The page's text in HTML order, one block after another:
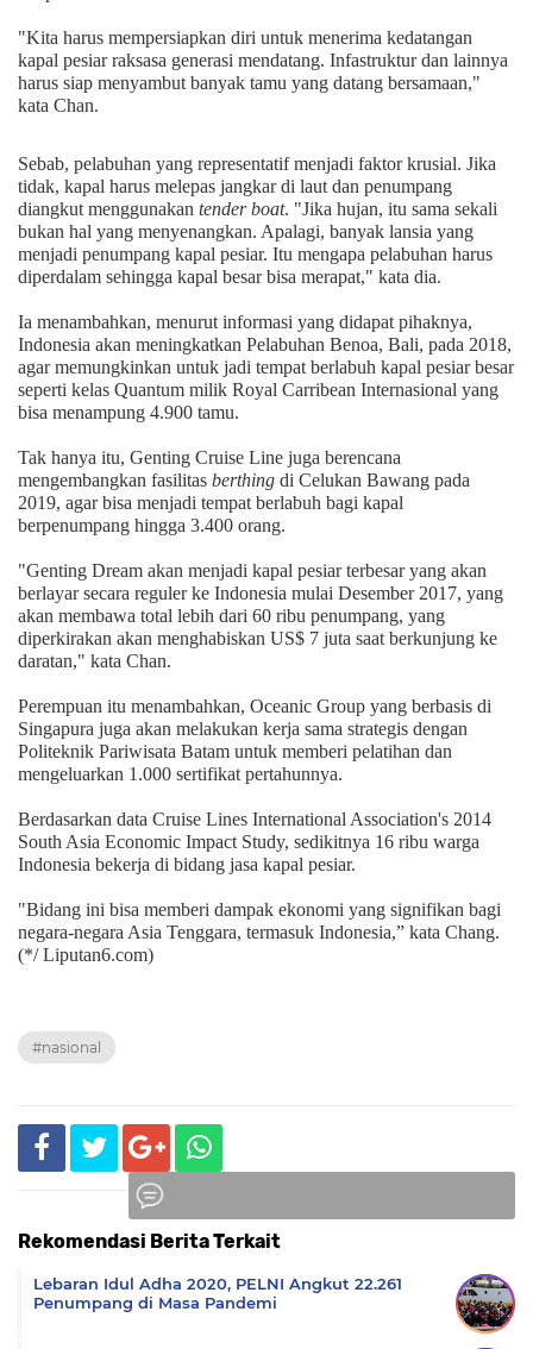
"Kita harus mempersiapkan diri untuk menerima kedatangan
kapal pesiar raksasa generasi mendatang. Infastruktur dan lainnya
harus siap menyambut banyak tamu yang datang bersamaan,"
kata Chan.
Sebab, pelabuhan yang representatif menjadi faktor krusial. Jika
tidak, kapal harus melepas jangkar di laut dan penumpang
diangkut menggunakan tender boat. "Jika hujan, itu sama sekali
bukan hal yang menyenangkan. Apalagi, banyak lansia yang
menjadi penumpang kapal pesiar. Itu mengapa pelabuhan harus
diperdalam sehingga kapal besar bisa merapat," kata dia.
Ia menambahkan, menurut informasi yang didapat pihaknya,
Indonesia akan meningkatkan Pelabuhan Benoa, Bali, pada 2018,
agar memungkinkan untuk jadi tempat berlabuh kapal pesiar besar
seperti kelas Quantum milik Royal Carribean Internasional yang
bisa menampung 4.900 tamu.
Tak hanya itu, Genting Cruise Line juga berencana
mengembangkan fasilitas berthing di Celukan Bawang pada
2019, agar bisa menjadi tempat berlabuh bagi kapal
berpenumpang hingga 3.400 orang.
"Genting Dream akan menjadi kapal pesiar terbesar yang akan
berlayar secara reguler ke Indonesia mulai Desember 2017, yang
akan membawa total lebih dari 60 ribu penumpang, yang
diperkirakan akan menghabiskan US$ 7 juta saat berkunjung ke
daratan," kata Chan.
Perempuan itu menambahkan, Oceanic Group yang berbasis di
Singapura juga akan melakukan kerja sama strategis dengan
Politeknik Pariwisata Batam untuk memberi pelatihan dan
mengeluarkan 1.000 sertifikat pertahunnya.
Berdasarkan data Cruise Lines International Association's 2014
South Asia Economic Impact Study, sedikitnya 16 ribu warga
Indonesia bekerja di bidang jasa kapal pesiar.
"Bidang ini bisa memberi dampak ekonomi yang signifikan bagi
negara-negara Asia Tenggara, termasuk Indonesia,” kata Chang.
(*/ Liputan6.com)
#nasional
Rekomendasi Berita Terkait
Lebaran Idul Adha 2020, PELNI Angkut 22.261
Penumpang di Masa Pandemi